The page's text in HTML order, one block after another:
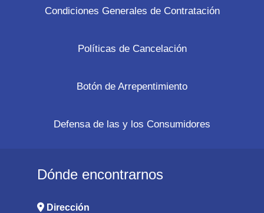
Condiciones Generales de Contratación
Políticas de Cancelación
Botón de Arrepentimiento
Defensa de las y los Consumidores
Dónde encontrarnos
Dirección